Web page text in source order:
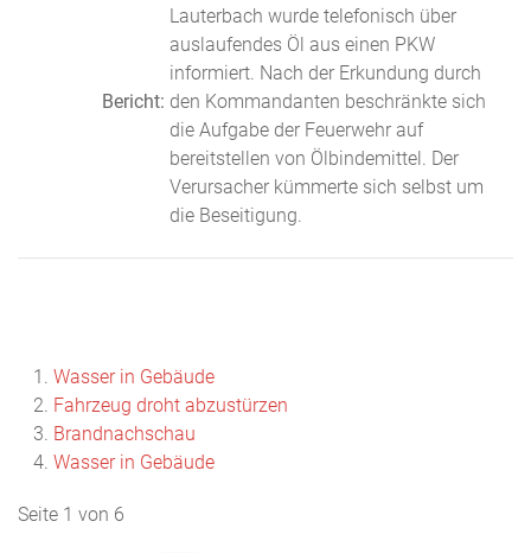
Bericht:
Lauterbach wurde telefonisch über
auslaufendes Öl aus einen PKW
informiert. Nach der Erkundung durch
den Kommandanten beschränkte sich
die Aufgabe der Feuerwehr auf
bereitstellen von Ölbindemittel. Der
Verursacher kümmerte sich selbst um
die Beseitigung.
Wasser in Gebäude
Fahrzeug droht abzustürzen
Brandnachschau
Wasser in Gebäude
Seite 1 von 6